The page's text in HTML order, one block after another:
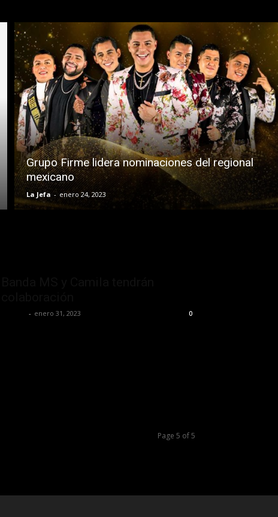
Grupo Firme lidera nominaciones del regional
mexicano
La Jefa - enero 24, 2023
- enero 31, 2023 0
Page 5 of 5